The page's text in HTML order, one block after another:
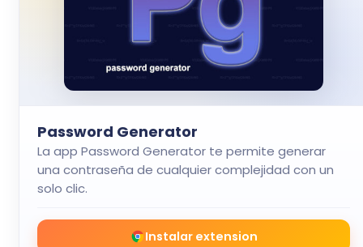
Password Generator
La app Password Generator te permite generar
una contraseña de cualquier complejidad con un
solo clic.
Instalar extension